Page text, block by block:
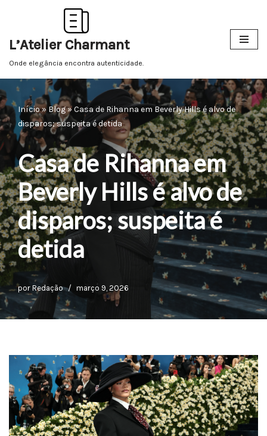
para
o
L’Atelier Charmant
Onde elegância encontra autenticidade.
Início»Blog»Casa de Rihanna em Beverly Hills é alvo de
disparos; suspeita é detida
Casa de Rihanna em
Beverly Hills é alvo de
disparos; suspeita é
detida
por Redação março 9, 2026